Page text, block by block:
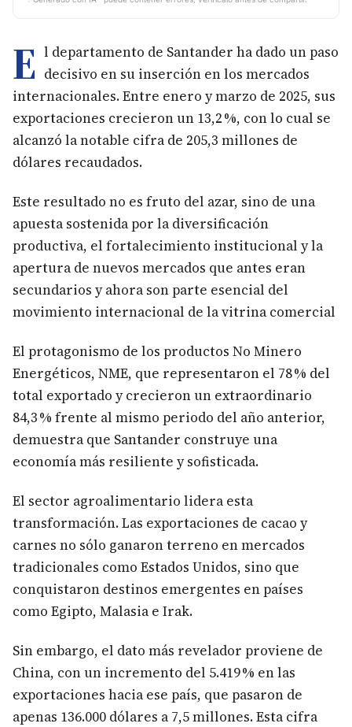
E l departamento de Santander ha dado un paso
decisivo en su inserción en los mercados
internacionales. Entre enero y marzo de 2025, sus
exportaciones crecieron un 13,2 %, con lo cual se
alcanzó la notable cifra de 205,3 millones de
dólares recaudados.
Este resultado no es fruto del azar, sino de una
apuesta sostenida por la diversificación
productiva, el fortalecimiento institucional y la
apertura de nuevos mercados que antes eran
secundarios y ahora son parte esencial del
movimiento internacional de la vitrina comercial
El protagonismo de los productos No Minero
Energéticos, NME, que representaron el 78 % del
total exportado y crecieron un extraordinario
84,3 % frente al mismo periodo del año anterior,
demuestra que Santander construye una
economía más resiliente y sofisticada.
El sector agroalimentario lidera esta
transformación. Las exportaciones de cacao y
carnes no sólo ganaron terreno en mercados
tradicionales como Estados Unidos, sino que
conquistaron destinos emergentes en países
como Egipto, Malasia e Irak.
Sin embargo, el dato más revelador proviene de
China, con un incremento del 5.419 % en las
exportaciones hacia ese país, que pasaron de
apenas 136.000 dólares a 7,5 millones. Esta cifra